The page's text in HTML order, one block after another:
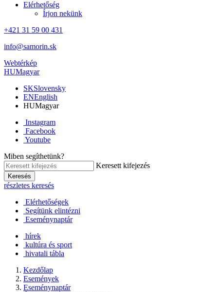
Elérhetőség
Írjon nekünk
+421 31 59 00 431
info@samorin.sk
Webtérkép
HUMagyar
SKSlovensky
ENEnglish
HUMagyar
Instagram
Facebook
Youtube
Miben segíthetünk?
Keresett kifejezés
Keresés
részletes keresés
Elérhetőségek
Segítünk elintézni
Eseménynaptár
hírek
kultúra és sport
hivatali tábla
Kezdőlap
Események
Eseménynaptár